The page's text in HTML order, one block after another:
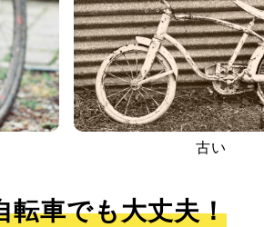
古い
転車でも大丈夫！